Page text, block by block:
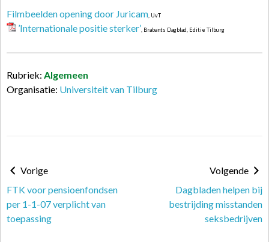
Filmbeelden opening door Juricam , UvT
’Internationale positie sterker’ , Brabants Dagblad, Editie Tilburg
Rubriek: Algemeen
Organisatie: Universiteit van Tilburg
Vorige
FTK voor pensioenfondsen
per 1-1-07 verplicht van
toepassing
Volgende
Dagbladen helpen bij
bestrijding misstanden
seksbedrijven